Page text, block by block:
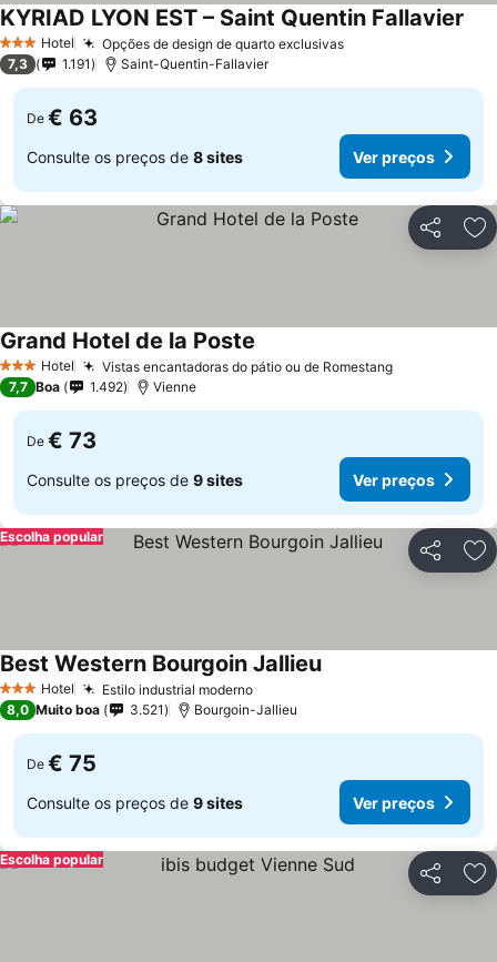
3 EstrelasHotel Opções de design de quarto exclusivasVer preços
KYRIAD LYON EST – Saint Quentin Fallavier
7,3 1.191 Saint-Quentin-Fallavier
De € 63
Consulte os preços de 8 sites Ver preços
Partilhar
3 EstrelasHotel Vistas encantadoras do pátio ou de RomestangVer preços
Grand Hotel de la Poste
7,7 Boa 1.492 Vienne
De € 73
Consulte os preços de 9 sites Ver preços
Partilhar
Escolha popular
3 EstrelasHotel Estilo industrial modernoVer preços
Best Western Bourgoin JallieuVer preços
8,0 Muito boa 3.521 Bourgoin-Jallieu
De € 75
Consulte os preços de 9 sites Ver preços
Partilhar
Escolha popular